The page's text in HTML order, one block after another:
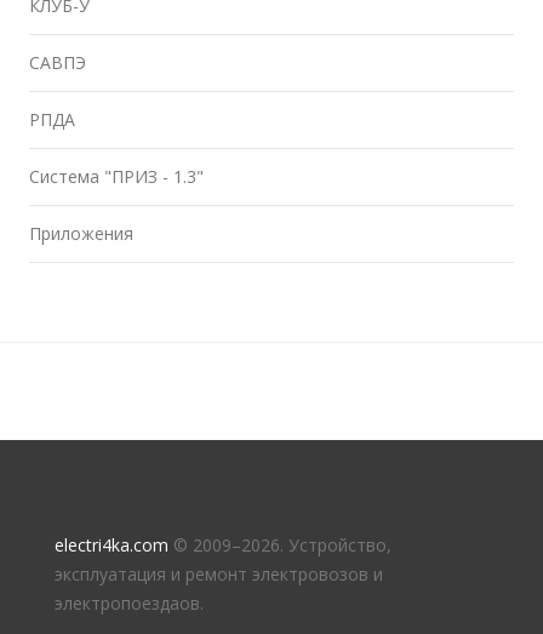
КЛУБ-У
САВПЭ
РПДА
Система "ПРИЗ - 1.3"
Приложения
electri4ka.com © 2009–2026. Устройство,
эксплуатация и ремонт электровозов и
электропоездаов.